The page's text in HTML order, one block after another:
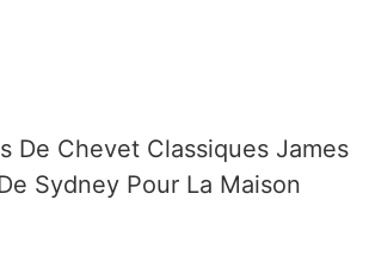
De Chevet Classiques James
Sydney Pour La Maison